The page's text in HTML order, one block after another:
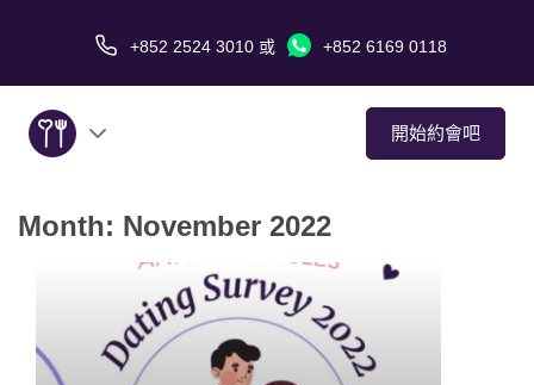
+852 2524 3010 或 +852 6169 0118
開始約會吧
關於我們
愛情故事
Month: November 2022